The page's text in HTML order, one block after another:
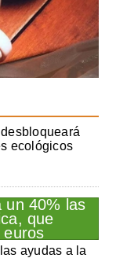
ecológicos
ayudas a la